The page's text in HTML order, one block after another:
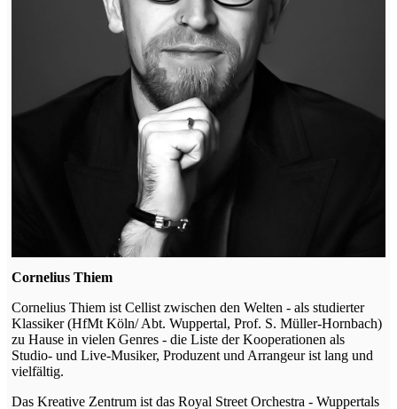
Cornelius Thiem
Cornelius Thiem ist Cellist zwischen den Welten - als studierter
Klassiker (HfMt Köln/ Abt. Wuppertal, Prof. S. Müller-Hornbach)
zu Hause in vielen Genres - die Liste der Kooperationen als
Studio- und Live-Musiker, Produzent und Arrangeur ist lang und
vielfältig.
Das Kreative Zentrum ist das Royal Street Orchestra - Wuppertals